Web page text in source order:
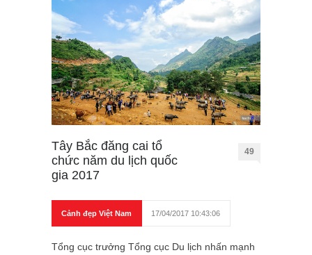
Tây Bắc đăng cai tổ
chức năm du lịch quốc
gia 2017
49
Cảnh đẹp Việt Nam 17/04/2017 10:43:06
Tổng cục trưởng Tổng cục Du lịch nhấn mạnh